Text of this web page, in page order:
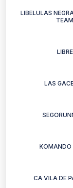
LIBELULAS
TEAM
LIBRE
LAS
KOMANDO
CA VILA DE